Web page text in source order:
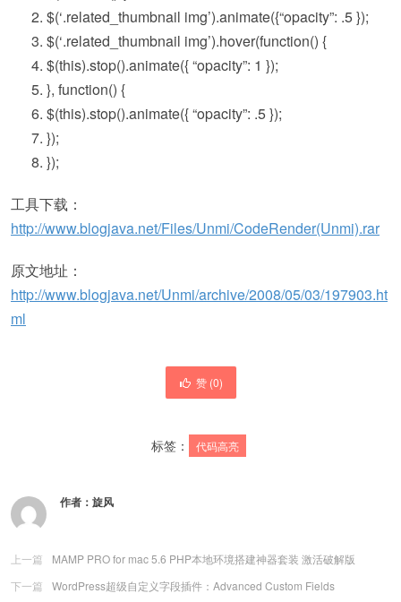
$(‘.related_thumbnail img’).animate({“opacity”: .5 });
$(‘.related_thumbnail img’).hover(function() {
$(this).stop().animate({“opacity”: 1 });
}, function() {
$(this).stop().animate({“opacity”: .5 });
});
});
工具下载：
http://www.blogjava.net/Files/Unmi/CodeRender(Unmi).rar
原文地址：
http://www.blogjava.net/Unmi/archive/2008/05/03/197903.ht
ml
赞 (0)
标签： 代码高亮
作者： 旋风
上一篇
MAMP PRO for mac 5.6 PHP本地环境搭建神器套装 激活破解版
下一篇
WordPress超级自定义字段插件：Advanced Custom Fields